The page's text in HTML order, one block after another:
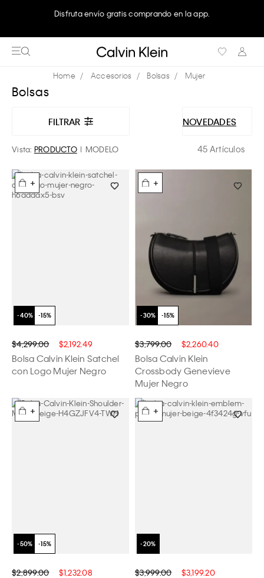
Disfruta envío gratis comprando en la app.
Accesorios Bolsas Mujer
Bolsas
FILTRAR NOVEDADES
Vista: PRODUCTO MODELO 45 Artículos
+
$4,299.00 $2,192.49
Bolsa Calvin Klein Satchel
con Logo Mujer Negro
+
$3,799.00 $2,260.40
Bolsa Calvin Klein
Crossbody Genevieve
Mujer Negro
+
$2,899.00 $1,232.08
+
$3,999.00 $3,199.20